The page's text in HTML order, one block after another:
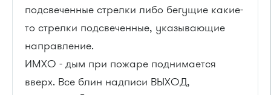
подсвеченные стрелки либо бегущие какие-
то стрелки подсвеченные, указывающие
направление.
ИМХО - дым при пожаре поднимается
вверх. Все блин надписи ВЫХОД,